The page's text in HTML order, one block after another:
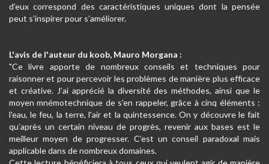
d’eux correspond des caractéristiques uniques dont la pensée
peut s’inspirer pour s’améliorer.
L'avis de l'auteur du koob, Mauro Morgana :
"Ce livre apporte de nombreux conseils et techniques pour
raisonner et pour percevoir les problèmes de manière plus efficace
et créative. J’ai apprécié la diversité des méthodes, ainsi que le
moyen mnémotechnique de s’en rappeler, grâce à cinq éléments :
l'eau, le feu, la terre, l'air et la quintessence. On y découvre le fait
qu’après un certain niveau de progrès, revenir aux bases est le
meilleur moyen de progresser. C’est un conseil paradoxal mais
applicable dans de nombreux domaines.